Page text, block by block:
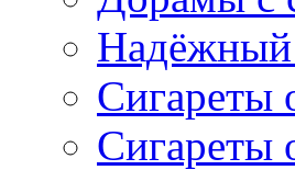
Надёжный
Сигареты
Сигареты